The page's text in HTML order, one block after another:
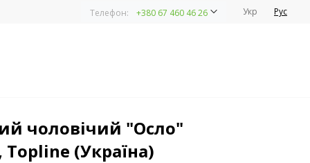
Телефон: +380 67 460 46 26 Укр Рус
чоловічий "Осло"
(Україна)